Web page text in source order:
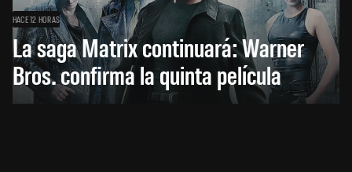
HACE 12 HORAS
La saga Matrix continuará: Warner
Bros. confirma la quinta película